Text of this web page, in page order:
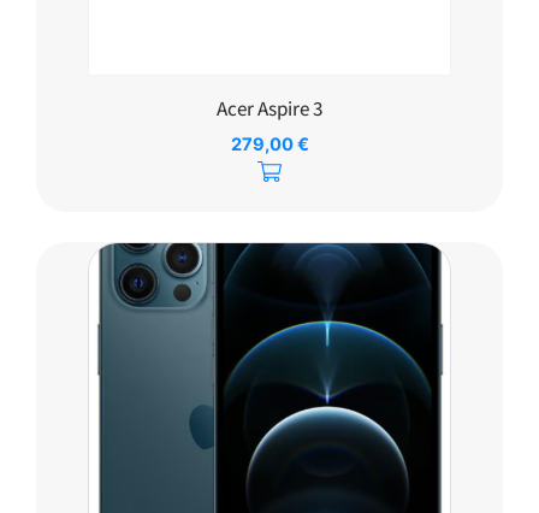
Acer Aspire 3
279,00€